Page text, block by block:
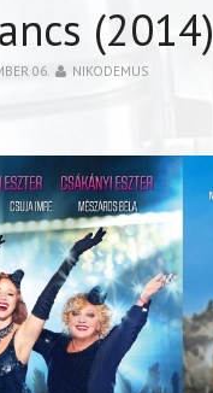
(2014)
06. NIKODEMUS